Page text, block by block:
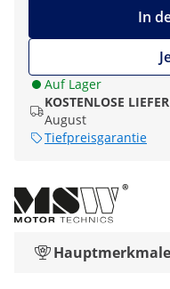
In
Auf Lager
KOSTENLOSE
August
Tiefpreisgarantie
Hauptmerkmale